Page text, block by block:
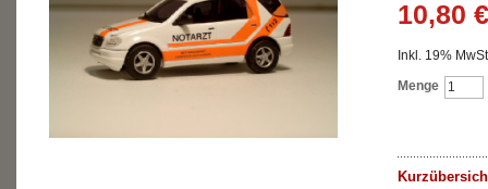
10,80 €
Inkl. 19%
Menge